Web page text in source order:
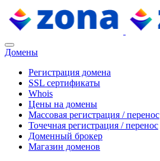
Домены
Регистрация домена
SSL сертификаты
Whois
Цены на домены
Массовая регистрация / перенос
Точечная регистрация / перенос
Доменный брокер
Магазин доменов